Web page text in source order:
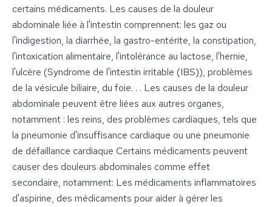
certains médicaments. Les causes de la douleur
abdominale liée à l'intestin comprennent: les gaz ou
l'indigestion, la diarrhée, la gastro-entérite, la constipation,
l'intoxication alimentaire, l'intolérance au lactose, l'hernie,
l'ulcère (Syndrome de l'intestin irritable (IBS)), problèmes
de la vésicule biliaire, du foie. . . Les causes de la douleur
abdominale peuvent être liées aux autres organes,
notamment : les reins, des problèmes cardiaques, tels que
la pneumonie d'insuffisance cardiaque ou une pneumonie
de défaillance cardiaque Certains médicaments peuvent
causer des douleurs abdominales comme effet
secondaire, notamment: Les médicaments inflammatoires
d'aspirine, des médicaments pour aider à gérer les